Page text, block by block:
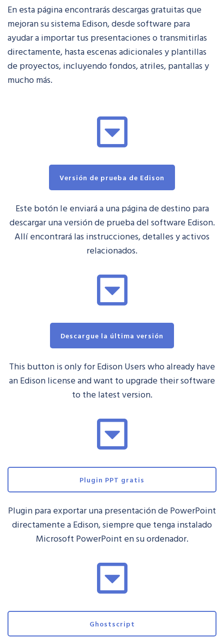
En esta página encontrarás descargas gratuitas que
mejoran su sistema Edison, desde software para
ayudar a importar tus presentaciones o transmitirlas
directamente, hasta escenas adicionales y plantillas
de proyectos, incluyendo fondos, atriles, pantallas y
mucho más.
Versión de prueba de Edison
Este botón le enviará a una página de destino para
descargar una versión de prueba del software Edison.
Allí encontrará las instrucciones, detalles y activos
relacionados.
Descargue la última versión
This button is only for Edison Users who already have
an Edison license and want to upgrade their software
to the latest version.
Plugin PPT gratis
Plugin para exportar una presentación de PowerPoint
directamente a Edison, siempre que tenga instalado
Microsoft PowerPoint en su ordenador.
Ghostscript